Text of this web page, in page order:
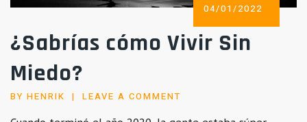
¿Sabrías cómo Vivir Sin
Miedo?
POSTED
04/01/2022
BY HENRIK LEAVE A COMMENT